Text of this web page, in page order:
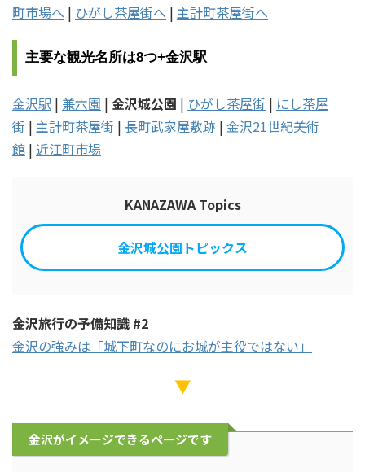
町市場へ | ひがし茶屋街へ | 主計町茶屋街へ
主要な観光名所は8つ+金沢駅
金沢駅 | 兼六園 | 金沢城公園 | ひがし茶屋街 | にし茶屋
街 | 主計町茶屋街 | 長町武家屋敷跡 | 金沢21世紀美術
館 | 近江町市場
KANAZAWA Topics
金沢城公園トピックス
金沢旅行の予備知識 #2
金沢の強みは「城下町なのにお城が主役ではない」
▼
金沢がイメージできるページです